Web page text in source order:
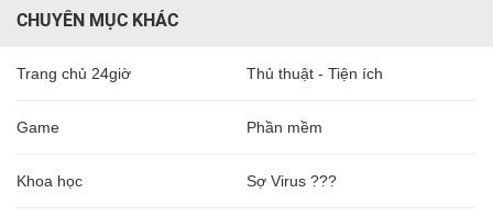
CHUYÊN MỤC KHÁC
Trang chủ 24giờ Thủ thuật - Tiện ích
Game Phần mềm
Khoa học Sợ Virus ???